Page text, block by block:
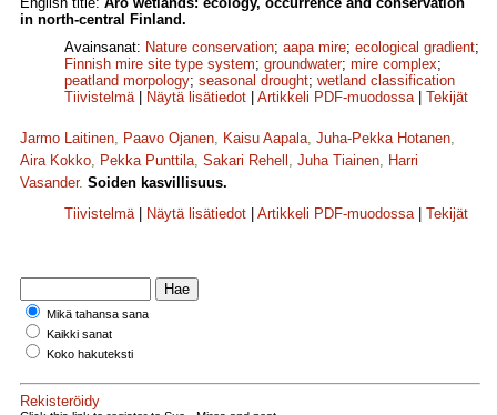
in north-central Finland.
Avainsanat: Nature conservation; aapa mire; ecological gradient;
Finnish mire site type system; groundwater; mire complex;
peatland morpology; seasonal drought; wetland classification
Tiivistelmä| Näytä lisätiedot Artikkeli PDF-muodossa| Tekijät
Jarmo Laitinen, Paavo Ojanen, Kaisu Aapala, Juha-Pekka Hotanen,
Aira Kokko, Pekka Punttila, Sakari Rehell , Juha Tiainen, Harri
Vasander. Soiden kasvillisuus.
Tiivistelmä| Näytä lisätiedot Artikkeli PDF-muodossa| Tekijät
Mikä tahansa sana
Kaikki sanat
Koko hakuteksti
Rekisteröidy